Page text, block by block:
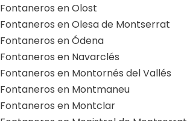
Fontaneros en Olost
Fontaneros en Olesa de Montserrat
Fontaneros en Ódena
Fontaneros en Navarclés
Fontaneros en Montornés del Vallés
Fontaneros en Montmaneu
Fontaneros en Montclar